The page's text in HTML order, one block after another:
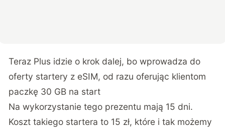
Teraz Plus idzie o krok dalej, bo wprowadza do
oferty startery z eSIM, od razu oferując klientom
paczkę 30 GB na start
Na wykorzystanie tego prezentu mają 15 dni.
Koszt takiego startera to 15 zł, które i tak możemy